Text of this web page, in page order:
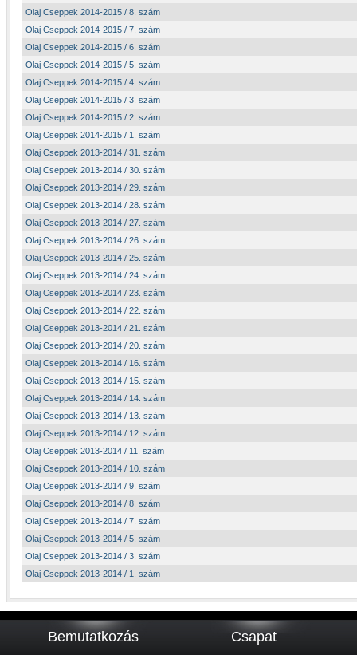
Olaj Cseppek 2014-2015 / 8. szám
Olaj Cseppek 2014-2015 / 7. szám
Olaj Cseppek 2014-2015 / 6. szám
Olaj Cseppek 2014-2015 / 5. szám
Olaj Cseppek 2014-2015 / 4. szám
Olaj Cseppek 2014-2015 / 3. szám
Olaj Cseppek 2014-2015 / 2. szám
Olaj Cseppek 2014-2015 / 1. szám
Olaj Cseppek 2013-2014 / 31. szám
Olaj Cseppek 2013-2014 / 30. szám
Olaj Cseppek 2013-2014 / 29. szám
Olaj Cseppek 2013-2014 / 28. szám
Olaj Cseppek 2013-2014 / 27. szám
Olaj Cseppek 2013-2014 / 26. szám
Olaj Cseppek 2013-2014 / 25. szám
Olaj Cseppek 2013-2014 / 24. szám
Olaj Cseppek 2013-2014 / 23. szám
Olaj Cseppek 2013-2014 / 22. szám
Olaj Cseppek 2013-2014 / 21. szám
Olaj Cseppek 2013-2014 / 20. szám
Olaj Cseppek 2013-2014 / 16. szám
Olaj Cseppek 2013-2014 / 15. szám
Olaj Cseppek 2013-2014 / 14. szám
Olaj Cseppek 2013-2014 / 13. szám
Olaj Cseppek 2013-2014 / 12. szám
Olaj Cseppek 2013-2014 / 11. szám
Olaj Cseppek 2013-2014 / 10. szám
Olaj Cseppek 2013-2014 / 9. szám
Olaj Cseppek 2013-2014 / 8. szám
Olaj Cseppek 2013-2014 / 7. szám
Olaj Cseppek 2013-2014 / 5. szám
Olaj Cseppek 2013-2014 / 3. szám
Olaj Cseppek 2013-2014 / 1. szám
Bemutatkozás Csapat